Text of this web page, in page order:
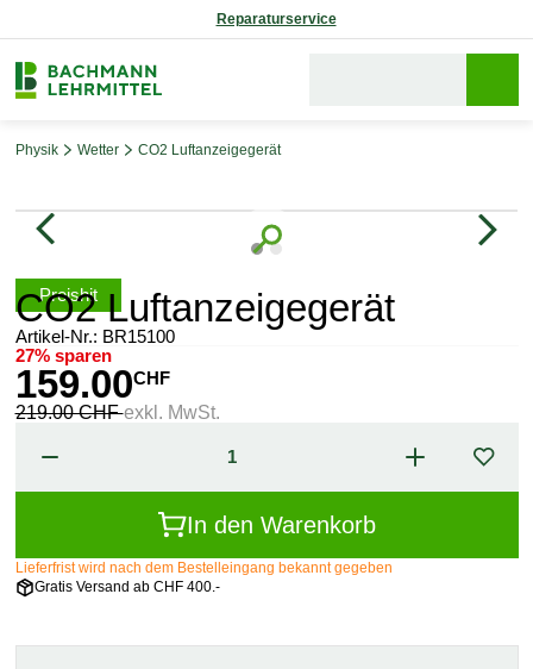
Reparaturservice
Physik Wetter CO2 Luftanzeigegerät
Bildergalerie überspringen
Preishit
CO2 Luftanzeigegerät
Artikel-Nr.: BR15100
27% sparen
159.00CHF
219.00 CHFexkl. MwSt.
In den Warenkorb
Lieferfrist wird nach dem Bestelleingang bekannt gegeben
Gratis Versand ab CHF 400.-